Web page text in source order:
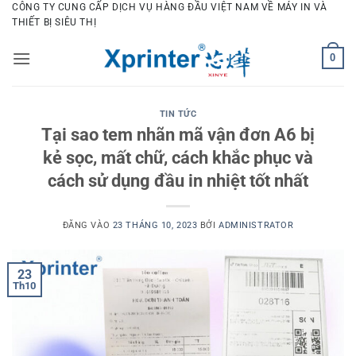
Bỏ
qua
dung
CÔNG TY CUNG CẤP DỊCH VỤ HÀNG ĐẦU VIỆT NAM VỀ MÁY IN VÀ
THIẾT BỊ SIÊU THỊ
0
TIN TỨC
Tại sao tem nhãn mã vận đơn A6 bị
kẻ sọc, mất chữ, cách khắc phục và
cách sử dụng đầu in nhiệt tốt nhất
ĐĂNG VÀO 23 THÁNG 10, 2023 BỞIADMINISTRATOR
23
Th10